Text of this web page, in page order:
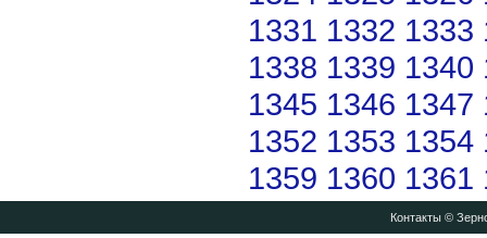
1331 1332 1333
1338 1339 1340
1345 1346 1347
1352 1353 1354
1359 1360 1361
Контакты©